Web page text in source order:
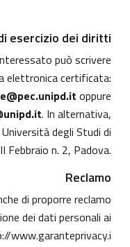
esercizio dei diritti
può scrivere
elettronica certificata:
oppure
. In alternativa,
degli Studi di
Febbraio n. 2, Padova.
Reclamo
di proporre reclamo
dei dati personali ai
www.garanteprivacy.i